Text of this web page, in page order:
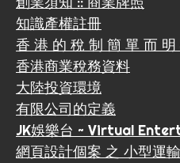
知識產權註冊
香 港 的 稅 制 簡 單 而 明
香港商業稅務資料
大陸投資環境
有限公司的定義
JK娛樂台 ~ Virtual
網頁設計個案 之 小型運